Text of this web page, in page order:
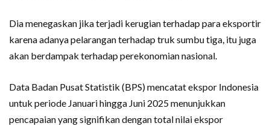
Dia menegaskan jika terjadi kerugian terhadap para eksportir
karena adanya pelarangan terhadap truk sumbu tiga, itu juga
akan berdampak terhadap perekonomian nasional.
Data Badan Pusat Statistik (BPS) mencatat ekspor Indonesia
untuk periode Januari hingga Juni 2025 menunjukkan
pencapaian yang signifikan dengan total nilai ekspor